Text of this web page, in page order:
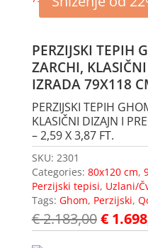
PERZIJSKI TEPIH
ZARCHI,
IZRADA 79X118
PERZIJSKI TEPIH
KLASIČNI DIZAJN I
– 2,59 X 3,87 FT.
SKU: 2301
Categories: 80x120 cm,
Perzijski tepisi, Uzlani/
Tags: Ghom, Perzijski,
€2.183,00€